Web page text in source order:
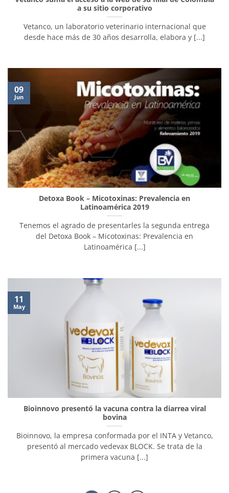
a su sitio corporativo
Vetanco, un laboratorio veterinario internacional que
desde hace más de 30 años desarrolla, elabora y [...]
Detoxa Book – Micotoxinas: Prevalencia en
Latinoamérica 2019
Tenemos el agrado de presentarles la segunda entrega
del Detoxa Book – Micotoxinas: Prevalencia en
Latinoamérica [...]
09
Jun
Bioinnovo presentó la vacuna contra la diarrea viral
bovina
Bioinnovo, la empresa conformada por el INTA y Vetanco,
presentó al mercado vedevax BLOCK. Se trata de la
primera vacuna [...]
11
May